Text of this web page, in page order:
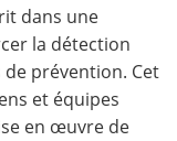
dans une
la détection
prévention. Cet
et équipes
en œuvre de